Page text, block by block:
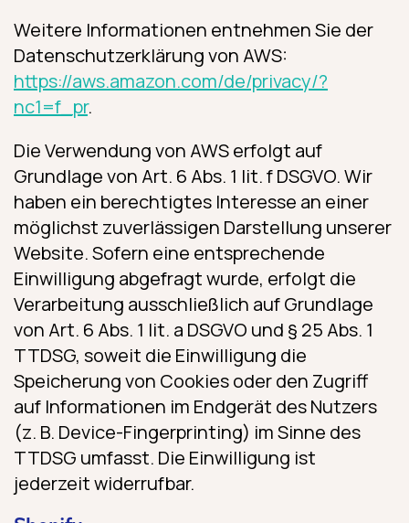
Weitere Informationen entnehmen Sie der
Datenschutzerklärung von AWS:
https://aws.amazon.com/de/privacy/?
nc1=f_pr.
Die Verwendung von AWS erfolgt auf
Grundlage von Art. 6 Abs. 1 lit. f DSGVO. Wir
haben ein berechtigtes Interesse an einer
möglichst zuverlässigen Darstellung unserer
Website. Sofern eine entsprechende
Einwilligung abgefragt wurde, erfolgt die
Verarbeitung ausschließlich auf Grundlage
von Art. 6 Abs. 1 lit. a DSGVO und § 25 Abs. 1
TTDSG, soweit die Einwilligung die
Speicherung von Cookies oder den Zugriff
auf Informationen im Endgerät des Nutzers
(z. B. Device-Fingerprinting) im Sinne des
TTDSG umfasst. Die Einwilligung ist
jederzeit widerrufbar.